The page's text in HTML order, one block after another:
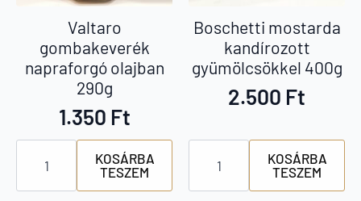
Valtaro
gombakeverék
napraforgó olajban
290g
1.350 Ft
Valtaro
gombakeverék
napraforgó
olajban
KOSÁRBA
TESZEM
Boschetti mostarda
kandírozott
gyümölcsökkel 400g
2.500 Ft
Boschetti
mostarda
kandírozott
gyümölcsökkel
KOSÁRBA
TESZEM